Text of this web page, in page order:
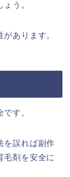
う。
あります。
す。
を誤れば副作
毛剤を安全に